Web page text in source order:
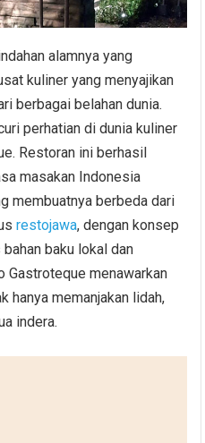
alamnya yang
kuliner yang menyajikan
berbagai belahan dunia.
perhatian di dunia kuliner
Restoran ini berhasil
masakan Indonesia
membuatnya berbeda dari
restojawa, dengan konsep
baku lokal dan
Gastroteque menawarkan
hanya memanjakan lidah,
indera.